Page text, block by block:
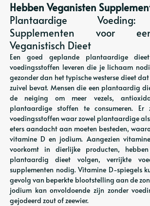
Hebben Veganisten
Plantaardige Voeding:
Supplementen voor
Veganistisch Dieet
Een goed geplande plantaardige
voedingsstoffen leveren die je lichaam
gezonder dan het typische westerse dieet dat
zuivel bevat. Mensen die een plantaardig
de neiging om meer vezels,
plantaardige stoffen te consumeren. Er
voedingsstoffen waar zowel plantaardige
eters aandacht aan moeten besteden,
vitamine D en jodium. Aangezien
voorkomt in dierlijke producten,
plantaardig dieet volgen, verrijkte
supplementen nodig. Vitamine D-spiegels
gevolg van beperkte blootstelling aan de
jodium kan onvoldoende zijn zonder
gejodeerd zout of zeewier.